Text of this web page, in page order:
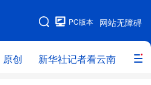
网站无障碍
PC版本
原创 新华社记者看云南 政务
网站地图